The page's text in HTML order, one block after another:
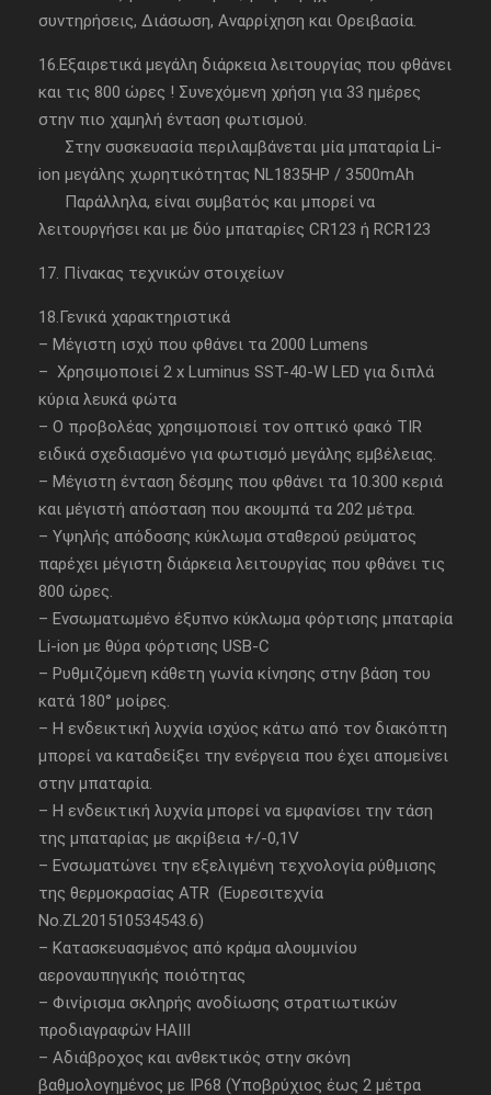
συντηρήσεις, Διάσωση, Αναρρίχηση και Ορειβασία.
16.Εξαιρετικά μεγάλη διάρκεια λειτουργίας που φθάνει
και τις 800 ώρες ! Συνεχόμενη χρήση για 33 ημέρες
στην πιο χαμηλή ένταση φωτισμού.
Στην συσκευασία περιλαμβάνεται μία μπαταρία Li-
ion μεγάλης χωρητικότητας NL1835HP / 3500mAh
Παράλληλα, είναι συμβατός και μπορεί να
λειτουργήσει και με δύο μπαταρίες CR123 ή RCR123
17. Πίνακας τεχνικών στοιχείων
18.Γενικά χαρακτηριστικά
– Mέγιστη ισχύ που φθάνει τα 2000 Lumens
– Χρησιμοποιεί 2 x Luminus SST-40-W LED για διπλά
κύρια λευκά φώτα
– Ο προβολέας χρησιμοποιεί τον οπτικό φακό TIR
ειδικά σχεδιασμένο για φωτισμό μεγάλης εμβέλειας.
– Μέγιστη ένταση δέσμης που φθάνει τα 10.300 κεριά
και μέγιστή απόσταση που ακουμπά τα 202 μέτρα.
– Υψηλής απόδοσης κύκλωμα σταθερού ρεύματος
παρέχει μέγιστη διάρκεια λειτουργίας που φθάνει τις
800 ώρες.
– Ενσωματωμένο έξυπνο κύκλωμα φόρτισης μπαταρία
Li-ion με θύρα φόρτισης USB-C
– Ρυθμιζόμενη κάθετη γωνία κίνησης στην βάση του
κατά 180° μοίρες.
– Η ενδεικτική λυχνία ισχύος κάτω από τον διακόπτη
μπορεί να καταδείξει την ενέργεια που έχει απομείνει
στην μπαταρία.
– Η ενδεικτική λυχνία μπορεί να εμφανίσει την τάση
της μπαταρίας με ακρίβεια +/-0,1V
– Ενσωματώνει την εξελιγμένη τεχνολογία ρύθμισης
της θερμοκρασίας ATR (Ευρεσιτεχνία
Νο.ZL201510534543.6)
– Κατασκευασμένος από κράμα αλουμινίου
αεροναυπηγικής ποιότητας
– Φινίρισμα σκληρής ανοδίωσης στρατιωτικών
προδιαγραφών HAIII
– Αδιάβροχος και ανθεκτικός στην σκόνη
βαθμολογημένος με IP68 (Υποβρύχιος έως 2 μέτρα